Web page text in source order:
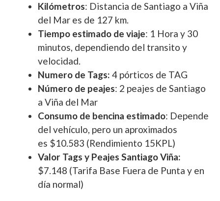
Kilómetros: Distancia de Santiago a Viña
del Mar es de 127 km.
Tiempo estimado de viaje: 1 Hora y 30
minutos, dependiendo del transito y
velocidad.
Numero de Tags: 4 pórticos de TAG
Número de peajes: 2 peajes de Santiago
a Viña del Mar
Consumo de bencina estimado: Depende
del vehículo, pero un aproximados
es $10.583 (Rendimiento 15KPL)
Valor Tags y Peajes Santiago Viña:
$7.148 (Tarifa Base Fuera de Punta y en
día normal)